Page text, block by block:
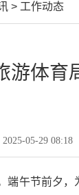
> 工作动态
游体育
05-29 08:18
端午节前夕